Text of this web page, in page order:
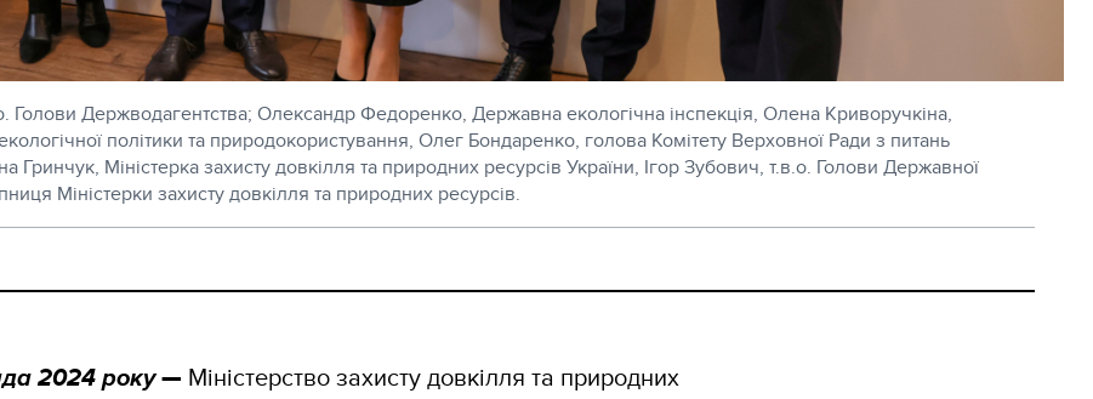
Голови Держводагентства; Олександр Федоренко, Державна екологічна інспекція, Олена Криворучкіна,
політики та природокористування, Олег Бондаренко, голова Комітету Верховної Ради з питань
Гринчук, Міністерка захисту довкілля та природних ресурсів України, Ігор Зубович, т.в.о. Голови Державної
Міністерки захисту довкілля та природних ресурсів.
2024 року— Міністерство захисту довкілля та природних